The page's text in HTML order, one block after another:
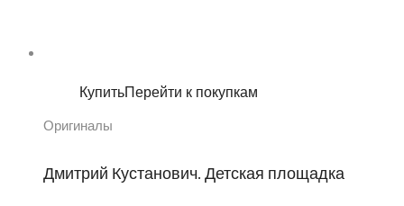
КупитьПерейти к покупкам
Оригиналы
Дмитрий Кустанович. Детская площадка